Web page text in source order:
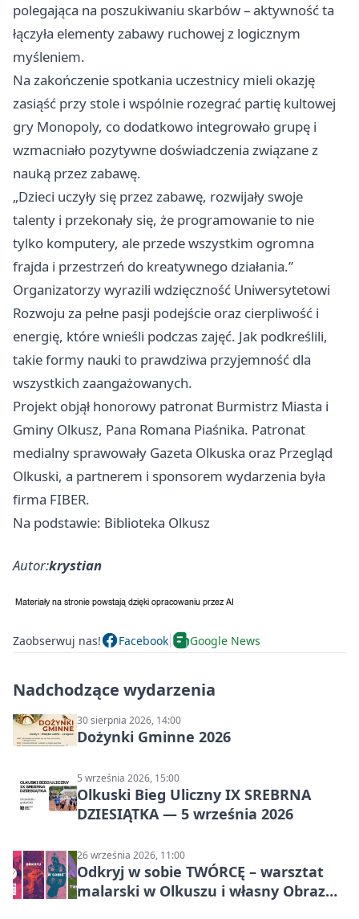
polegająca na poszukiwaniu skarbów – aktywność ta
łączyła elementy zabawy ruchowej z logicznym
myśleniem.
Na zakończenie spotkania uczestnicy mieli okazję
zasiąść przy stole i wspólnie rozegrać partię kultowej
gry Monopoly, co dodatkowo integrowało grupę i
wzmacniało pozytywne doświadczenia związane z
nauką przez zabawę.
„Dzieci uczyły się przez zabawę, rozwijały swoje
talenty i przekonały się, że programowanie to nie
tylko komputery, ale przede wszystkim ogromna
frajda i przestrzeń do kreatywnego działania.”
Organizatorzy wyrazili wdzięczność Uniwersytetowi
Rozwoju za pełne pasji podejście oraz cierpliwość i
energię, które wnieśli podczas zajęć. Jak podkreślili,
takie formy nauki to prawdziwa przyjemność dla
wszystkich zaangażowanych.
Projekt objął honorowy patronat Burmistrz Miasta i
Gminy Olkusz, Pana Romana Piaśnika. Patronat
medialny sprawowały Gazeta Olkuska oraz Przegląd
Olkuski, a partnerem i sponsorem wydarzenia była
firma FIBER.
Na podstawie: Biblioteka Olkusz
Autor:krystian
Zaobserwuj nas! Facebook Google News
Nadchodzące wydarzenia
30 sierpnia 2026, 14:00
Dożynki Gminne 2026
5 września 2026, 15:00
Olkuski Bieg Uliczny IX SREBRNA
DZIESIĄTKA — 5 września 2026
26 września 2026, 11:00
Odkryj w sobie TWÓRCĘ – warsztat
malarski w Olkuszu i własny Obraz